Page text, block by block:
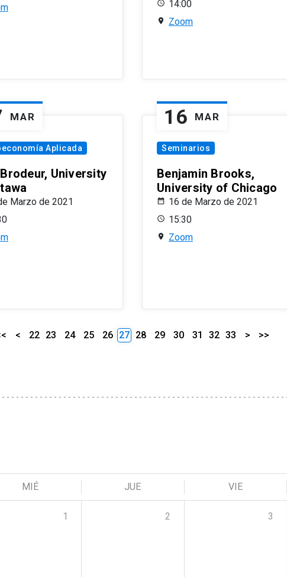
14:00
Zoom
MAR
Aplicada
University
Marzo de 2021
16 MAR
Seminarios
Benjamin Brooks,
University of Chicago
16 de Marzo de 2021
15:30
Zoom
< 22 23 24 25 26 27 28 29 30 31 32 33 > >>
MIÉ JUE VIE
1 2 3